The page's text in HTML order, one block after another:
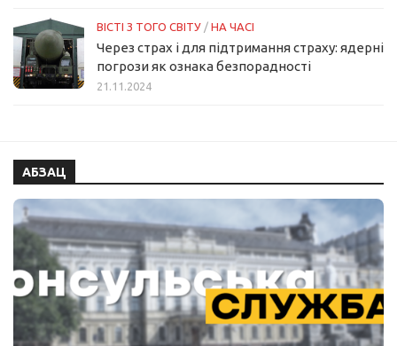
ВІСТІ З ТОГО СВІТУ / НА ЧАСІ
Через страх і для підтримання страху: ядерні
погрози як ознака безпорадності
21.11.2024
АБЗАЦ